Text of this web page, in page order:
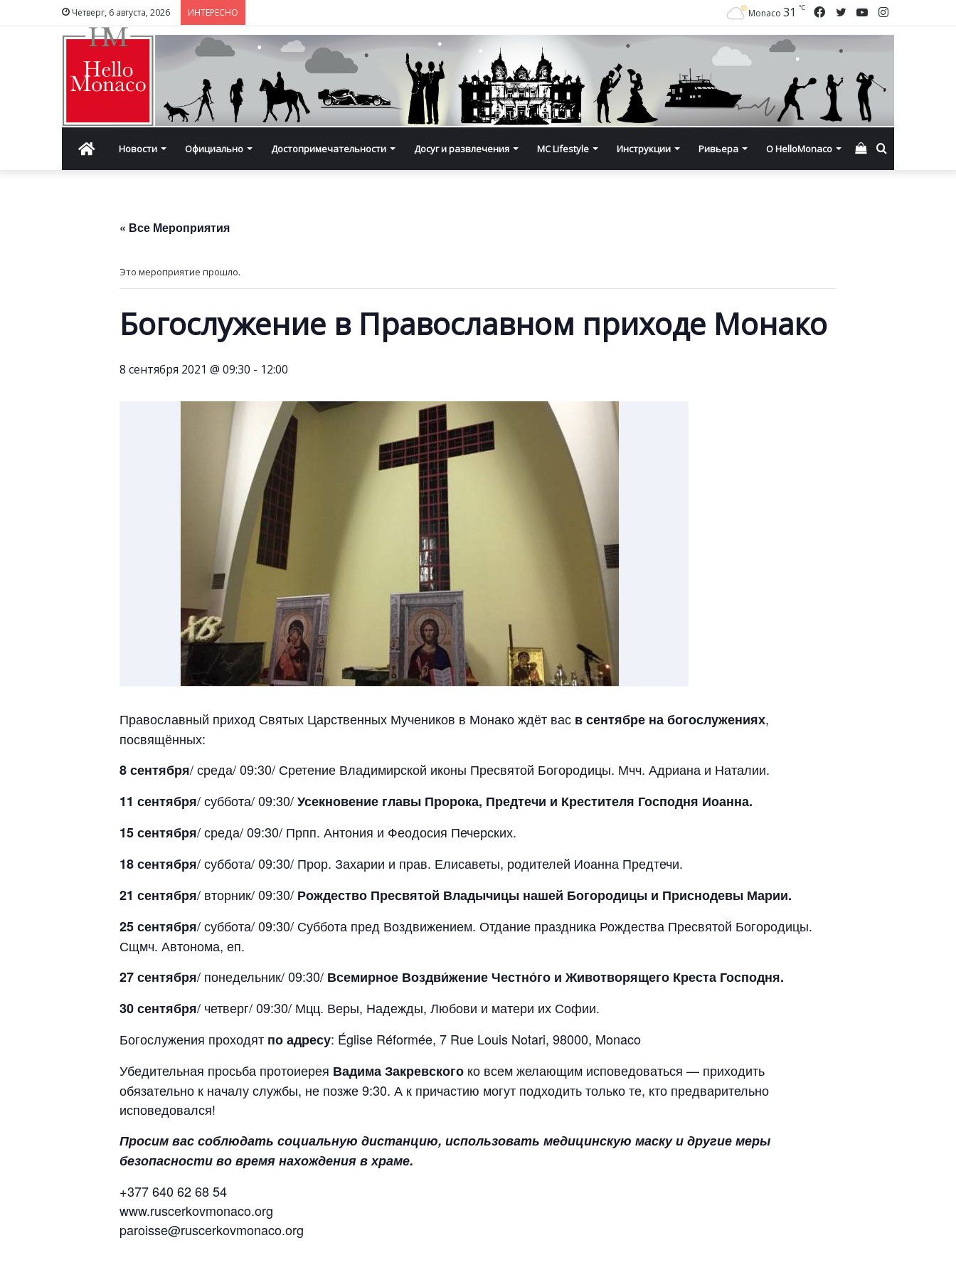
Четверг, 6 августа, 2026 ИНТЕРЕСНО Instagram
YouTube
Twitter
Facebook
Monaco 31 ℃
ГлавнаяНовости Официально Достопримечательности Досуг и развлечения MC Lifestyle Инструкции Ривьера О HelloMonaco Смотреть
« Все Мероприятия
Это мероприятие прошло.
Богослужение в Православном приходе Монако
8 сентября 2021 @ 09:30 - 12:00
Православный приход Святых Царственных Мучеников в Монако ждёт вас в сентябре на богослужениях,
посвящённых:
8 сентября/ среда/ 09:30/ Сретение Владимирской иконы Пресвятой Богородицы. Мчч. Адриана и Наталии.
11 сентября/ суббота/ 09:30/Усекновение главы Пророка, Предтечи и Крестителя Господня Иоанна.
15 сентября/ среда/ 09:30/ Прпп. Антония и Феодосия Печерских.
18 сентября/ суббота/ 09:30/ Прор. Захарии и прав. Елисаветы, родителей Иоанна Предтечи.
21 сентября/ вторник/ 09:30/ Рождество Пресвятой Владычицы нашей Богородицы и Приснодевы Марии.
25 сентября/ суббота/ 09:30/ Суббота пред Воздвижением. Отдание праздника Рождества Пресвятой Богородицы.
Сщмч. Автонома, еп.
27 сентября/ понедельник/ 09:30/ Всемирное Воздви́жение Честно́го и Животворящего Креста Господня.
30 сентября/ четверг/ 09:30/ Мцц. Веры, Надежды, Любови и матери их Софии.
Богослужения проходят по адресу: Église Réformée, 7 Rue Louis Notari, 98000, Monaco
Убедительная просьба протоиерея Вадима Закревского ко всем желающим исповедоваться — приходить
обязательно к началу службы, не позже 9:30. А к причастию могут подходить только те, кто предварительно
исповедовался!
Просим вас соблюдать социальную дистанцию, использовать медицинскую маску и другие меры
безопасности во время нахождения в храме.
+377 640 62 68 54
www.ruscerkovmonaco.org
paroisse@ruscerkovmonaco.org